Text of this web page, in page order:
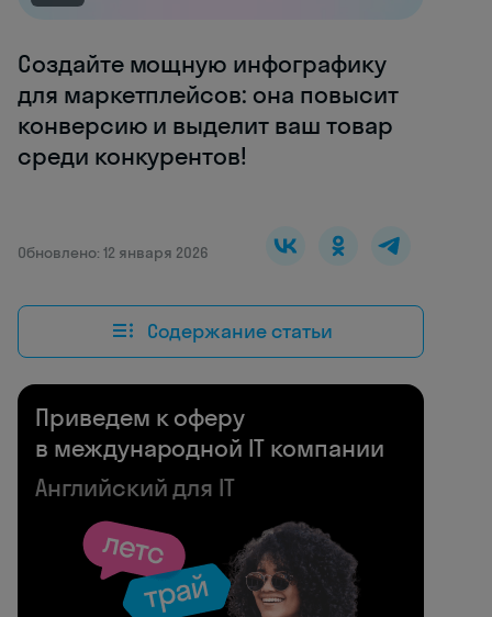
Создайте мощную инфографику
для маркетплейсов: она повысит
конверсию и выделит ваш товар
среди конкурентов!
Обновлено: 12 января 2026
Содержание статьи
Приведем к оферу
в международной IT компании
Английский для IT